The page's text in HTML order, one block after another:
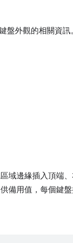
盤外觀的相關資
域邊緣插入頂端
備用值，每個鍵